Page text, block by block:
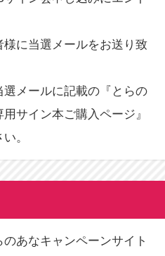
に当選メールをお送り致
メールに記載の『とらの
サイン本ご購入ページ』
。
あなキャンペーンサイト